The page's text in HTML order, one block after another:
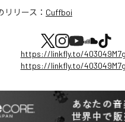
リリース： Cuffboi
https://linkfly.to/
https://linkfly.to/